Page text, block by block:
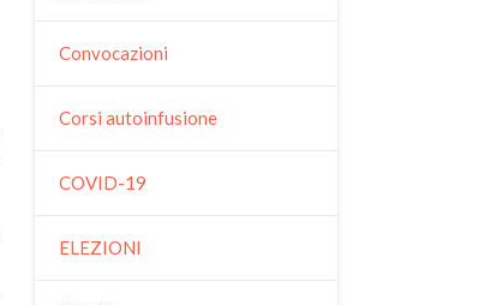
Convocazioni
Corsi autoinfusione
COVID-19
ELEZIONI